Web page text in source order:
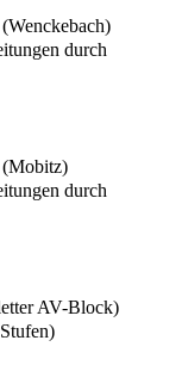
durch
durch
AV-Block)